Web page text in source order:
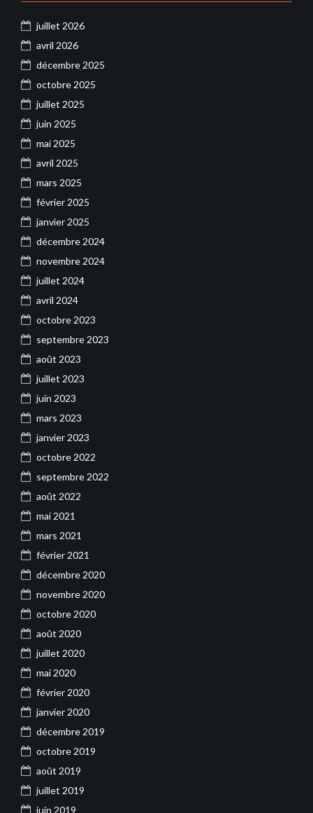
juillet 2026
avril 2026
décembre 2025
octobre 2025
juillet 2025
juin 2025
mai 2025
avril 2025
mars 2025
février 2025
janvier 2025
décembre 2024
novembre 2024
juillet 2024
avril 2024
octobre 2023
septembre 2023
août 2023
juillet 2023
juin 2023
mars 2023
janvier 2023
octobre 2022
septembre 2022
août 2022
mai 2021
mars 2021
février 2021
décembre 2020
novembre 2020
octobre 2020
août 2020
juillet 2020
mai 2020
février 2020
janvier 2020
décembre 2019
octobre 2019
août 2019
juillet 2019
juin 2019